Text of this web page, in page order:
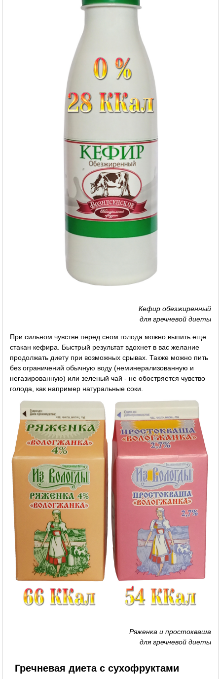
Кефир обезжиренный
для гречневой диеты
При сильном чувстве перед сном голода можно выпить еще
стакан кефира. Быстрый результат вдохнет в вас желание
продолжать диету при возможных срывах. Также можно пить
без ограничений обычную воду (неминерализованную и
негазированную) или зеленый чай - не обостряется чувство
голода, как например натуральные соки.
Ряженка и простокваша
для гречневой диеты
Гречневая диета с сухофруктами